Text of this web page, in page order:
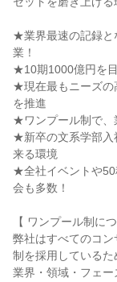
★業界最速の記録と
業！
★10期1000億円を
★現在最もニーズの
を推進
★ワンプール制で、
★新卒の文系学部入
来る環境
★全社イベントや50
会も多数！
【 ワンプール制につ
弊社はすべてのコ
制を採用しているた
業界・領域・フェ